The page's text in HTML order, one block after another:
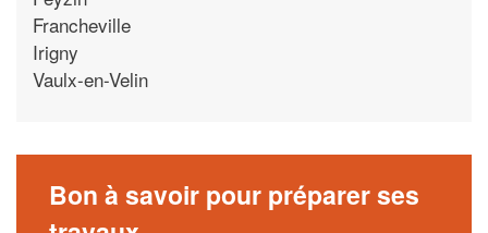
Francheville
Irigny
Vaulx-en-Velin
Bon à savoir pour préparer ses